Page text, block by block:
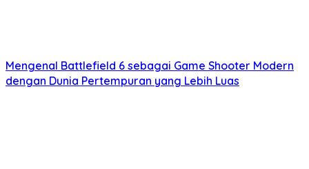
Mengenal Battlefield 6 sebagai Game Shooter Modern
dengan Dunia Pertempuran yang Lebih Luas